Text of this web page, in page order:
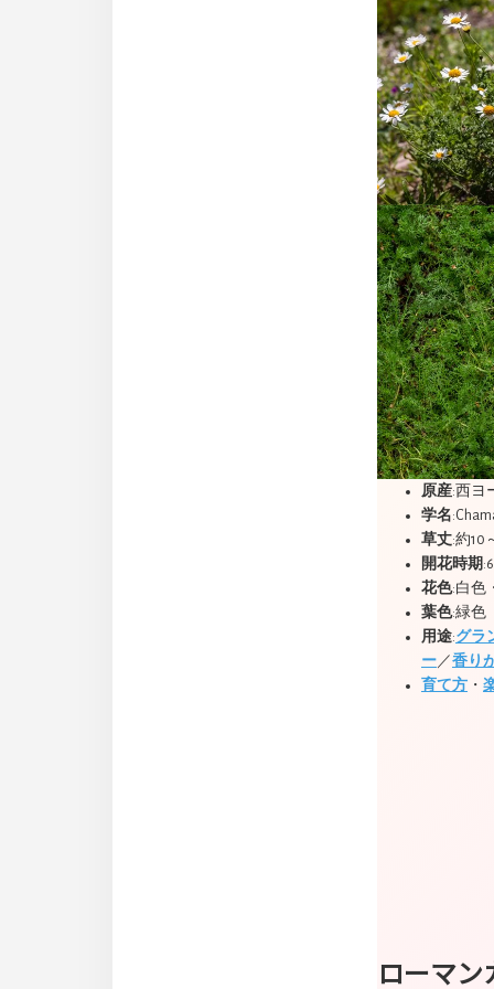
原産:西ヨ
学名
草丈:約10
開花時期
花色:白色
葉色:緑色
用途:グラ
ー ／香り
育て方 ・
ローマ